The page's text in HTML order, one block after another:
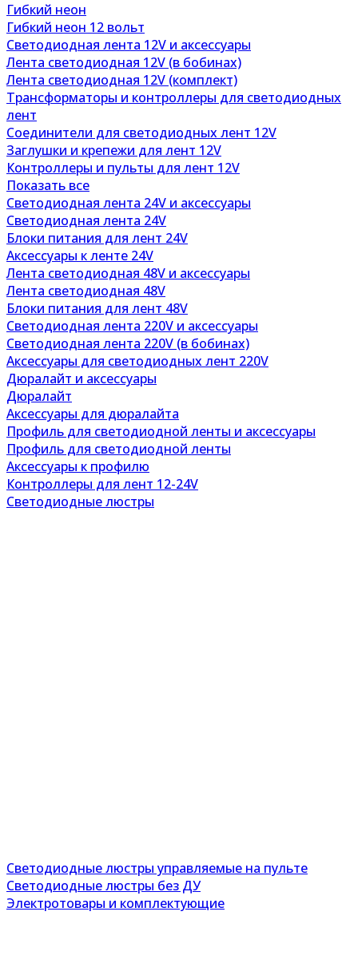
Гибкий неон
Гибкий неон 12 вольт
Светодиодная лента 12V и аксессуары
Лента светодиодная 12V (в бобинах)
Лента светодиодная 12V (комплект)
Трансформаторы и контроллеры для светодиодных
лент
Соединители для светодиодных лент 12V
Заглушки и крепежи для лент 12V
Контроллеры и пульты для лент 12V
Показать все
Светодиодная лента 24V и аксессуары
Светодиодная лента 24V
Блоки питания для лент 24V
Аксессуары к ленте 24V
Лента светодиодная 48V и аксессуары
Лента светодиодная 48V
Блоки питания для лент 48V
Светодиодная лента 220V и аксессуары
Светодиодная лента 220V (в бобинах)
Аксессуары для светодиодных лент 220V
Дюралайт и аксессуары
Дюралайт
Аксессуары для дюралайта
Профиль для светодиодной ленты и аксессуары
Профиль для светодиодной ленты
Аксессуары к профилю
Контроллеры для лент 12-24V
Светодиодные люстры
Светодиодные люстры управляемые на пульте
Светодиодные люстры без ДУ
Электротовары и комплектующие